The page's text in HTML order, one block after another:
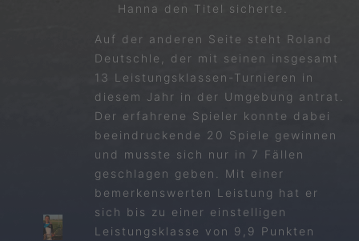
Hanna den Titel sicherte.
Auf der anderen Seite steht Roland
Deutschle, der mit seinen insgesamt
13 Leistungsklassen-Turnieren in
diesem Jahr in der Umgebung antrat.
Der erfahrene Spieler konnte dabei
beeindruckende 20 Spiele gewinnen
und musste sich nur in 7 Fällen
geschlagen geben. Mit einer
bemerkenswerten Leistung hat er
sich bis zu einer einstelligen
Leistungsklasse von 9,9 Punkten